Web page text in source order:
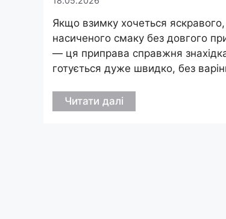
Якщо взимку хочеться яскравого,
насиченого смаку без довгого
— ця приправа справжня
готується дуже швидко, без
Читати далі